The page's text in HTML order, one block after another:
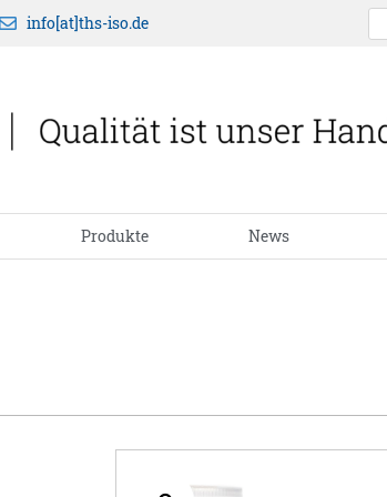
info[at]ths-iso.de
Produkte News